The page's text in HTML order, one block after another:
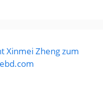
Xinmei Zheng zum